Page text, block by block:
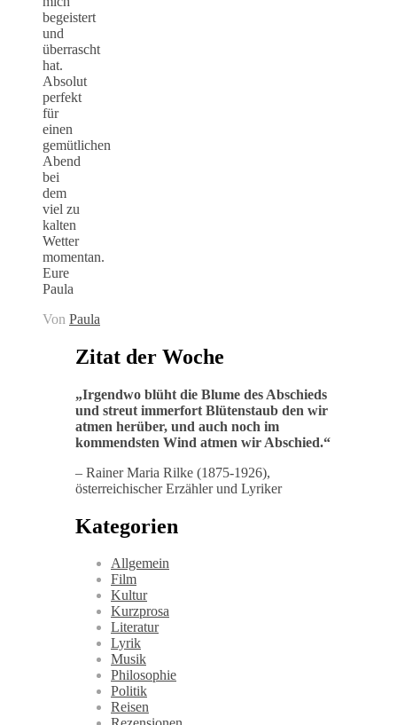
begeistert
und
überrascht
hat.
Absolut
perfekt
für
einen
gemütlichen
Abend
bei
dem
viel zu
kalten
Wetter
momentan.
Eure
Paula
Von Paula
Zitat der Woche
„Irgendwo blüht die Blume des Abschieds
und streut immerfort Blütenstaub den wir
atmen herüber, und auch noch im
kommendsten Wind atmen wir Abschied.“
– Rainer Maria Rilke (1875-1926),
österreichischer Erzähler und Lyriker
Kategorien
Allgemein
Film
Kultur
Kurzprosa
Literatur
Lyrik
Musik
Philosophie
Politik
Reisen